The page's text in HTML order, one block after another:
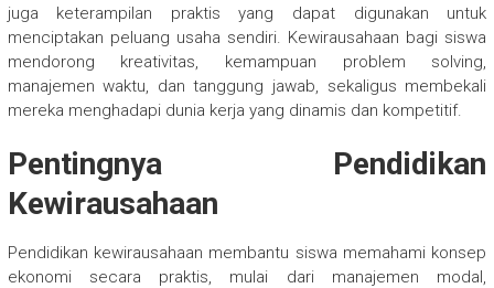
juga keterampilan praktis yang dapat digunakan untuk
menciptakan peluang usaha sendiri. Kewirausahaan bagi siswa
mendorong kreativitas, kemampuan problem solving,
manajemen waktu, dan tanggung jawab, sekaligus membekali
mereka menghadapi dunia kerja yang dinamis dan kompetitif.
Pentingnya Pendidikan
Kewirausahaan
Pendidikan kewirausahaan membantu siswa memahami konsep
ekonomi secara praktis, mulai dari manajemen modal,